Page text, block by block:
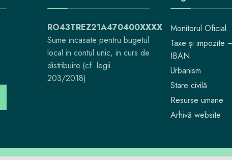
RO43TREZ21A470400XXXX
Sume incasate pentru bugetul
local in contul unic, in curs de
distribuire.(cf. legii
203/2018)
Monitorul Oficial
Taxe și impozite
IBAN
Urbanism
Stare civilă
Resurse umane
Arhivă website